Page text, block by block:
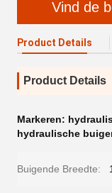
Vind de
Product Details
Product Details
Markeren:
hydraulische
Buigende Breedte: